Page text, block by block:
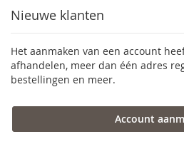
Nieuwe klanten
Het aanmaken van een account
afhandelen, meer dan één adres
bestellingen en meer.
Account